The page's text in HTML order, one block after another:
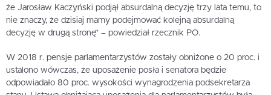
że Jarosław Kaczyński podjął absurdalną decyzję trzy lata temu, to
nie znaczy, że dzisiaj mamy podejmować kolejną absurdalną
decyzję w drugą stronę” – powiedział rzecznik PO.
W 2018 r. pensje parlamentarzystów zostały obniżone o 20 proc. i
ustalono wówczas, że uposażenie posła i senatora będzie
odpowiadało 80 proc. wysokości wynagrodzenia podsekretarza